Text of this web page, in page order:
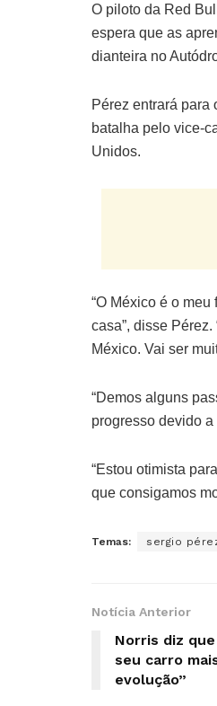
O piloto da Red
espera que as
dianteira no
Pérez entrará para
batalha pelo vice-
Unidos.
“O México é o
casa”, disse
México. Vai ser
“Demos alguns
progresso devido
“Estou otimista
que consigamos
Temas: sergio
Notícia Anterior
Norris diz
seu carro
evolução”